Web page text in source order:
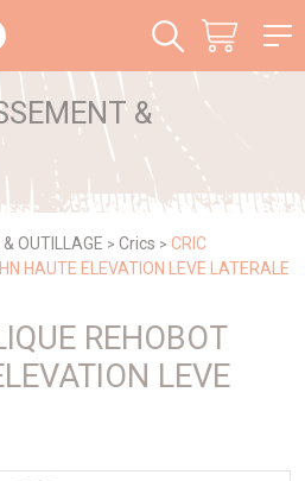
&
OUTILLAGE > Crics > CRIC
HAUTE ELEVATION LEVE LATERALE
REHOBOT
LEVE